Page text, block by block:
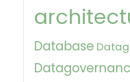
Database